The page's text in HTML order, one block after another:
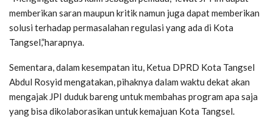
memberikan saran maupun kritik namun juga dapat memberikan
solusi terhadap permasalahan regulasi yang ada di Kota
Tangsel,”harapnya.
Sementara, dalam kesempatan itu, Ketua DPRD Kota Tangsel
Abdul Rosyid mengatakan, pihaknya dalam waktu dekat akan
mengajak JPI duduk bareng untuk membahas program apa saja
yang bisa dikolaborasikan untuk kemajuan Kota Tangsel.